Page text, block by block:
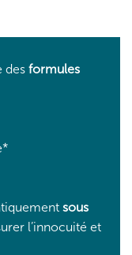
des formules
sous
l’innocuité et